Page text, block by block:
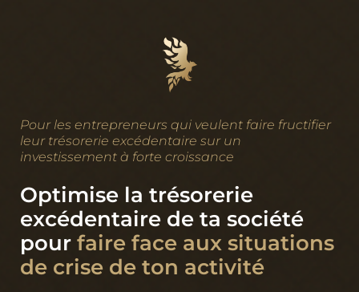
Pour les entrepreneurs qui veulent faire fructifier
leur trésorerie excédentaire sur un
investissement à forte croissance
Optimise la trésorerie
excédentaire de ta société
pour faire face aux situations
de crise de ton activité